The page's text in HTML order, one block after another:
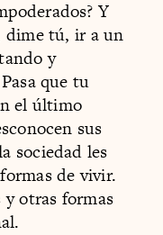
Y
dime tú, ir a un
y
que tu
el último
sus
sociedad les
de vivir.
y otras formas